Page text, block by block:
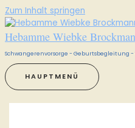
Zum Inhalt springen
Hebamme Wiebke
Schwangerenvorsorge - Geburtsbegleitung
HAUPTMENÜ